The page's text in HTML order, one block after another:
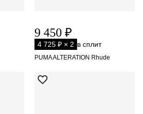
9 450 ₽
4 725 ₽ × 2 в сплит
PUMA ALTERATION Rhude